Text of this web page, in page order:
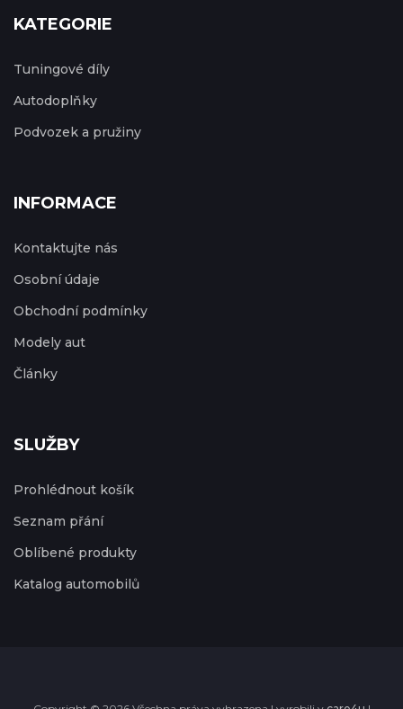
KATEGORIE
Tuningové díly
Autodoplňky
Podvozek a pružiny
INFORMACE
Kontaktujte nás
Osobní údaje
Obchodní podmínky
Modely aut
Články
SLUŽBY
Prohlédnout košík
Seznam přání
Oblíbené produkty
Katalog automobilů